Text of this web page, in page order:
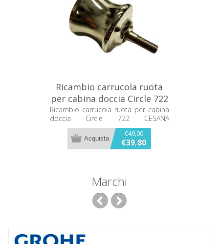
Ricambio carrucola ruota
per cabina doccia Circle 722
CESANA MRN072298D
Ricambio carrucola ruota per cabina
doccia Circle 722 CESANA
MRN072298D
€49,00
€39,80
Marchi